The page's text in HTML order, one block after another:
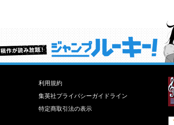
才能溢れる投稿作が読み放題！ ジャンプルーキー！
利用規約
集英社プライバシーガイドライン
特定商取引法の表示